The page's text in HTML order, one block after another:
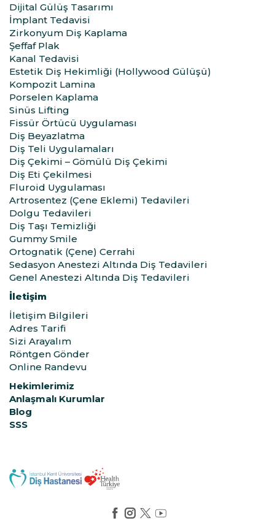
Dijital Gülüş Tasarımı
İmplant Tedavisi
Zirkonyum Diş Kaplama
Şeffaf Plak
Kanal Tedavisi
Estetik Diş Hekimliği (Hollywood Gülüşü)
Kompozit Lamina
Porselen Kaplama
Sinüs Lifting
Fissür Örtücü Uygulaması
Diş Beyazlatma
Diş Teli Uygulamaları
Diş Çekimi – Gömülü Diş Çekimi
Diş Eti Çekilmesi
Fluroid Uygulaması
Artrosentez (Çene Eklemi) Tedavileri
Dolgu Tedavileri
Diş Taşı Temizliği
Gummy Smile
Ortognatik (Çene) Cerrahi
Sedasyon Anestezi Altında Diş Tedavileri
Genel Anestezi Altında Diş Tedavileri
İletişim
İletişim Bilgileri
Adres Tarifi
Sizi Arayalım
Röntgen Gönder
Online Randevu
Hekimlerimiz
Anlaşmalı Kurumlar
Blog
SSS